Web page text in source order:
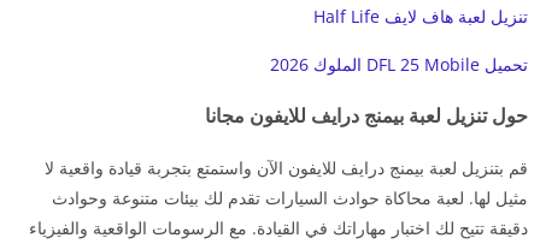
تنزيل لعبة هاف لايف Half Life
تحميل DFL 25 Mobile الملوك 2026
حول تنزيل لعبة بيمنج درايف للايفون مجانا
قم بتنزيل لعبة بيمنج درايف للايفون الآن واستمتع بتجربة قيادة واقعية لا
مثيل لها. لعبة محاكاة حوادث السيارات تقدم لك بيئات متنوعة وحوادث
دقيقة تتيح لك اختبار مهاراتك في القيادة. مع الرسومات الواقعية والفيزياء